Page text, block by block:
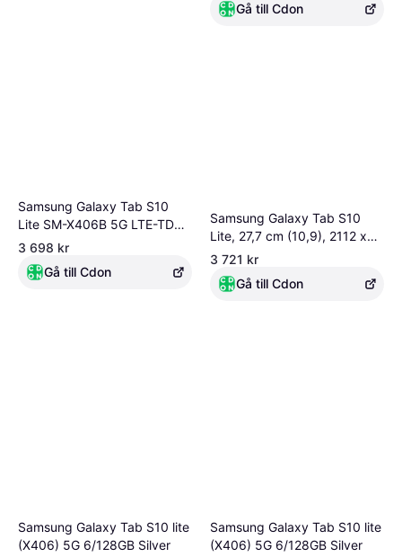
3G, 4G, 5G - tjänst ingår ej -
Gå till Cdon
Samsung Galaxy Tab S10
Lite SM-X406B 5G LTE-TDD
& LTE-FDD 128 GB 27,7 cm
(802.11ax) Silver
3 698 kr
Gå till Cdon
Samsung Galaxy Tab S10
Lite, 27,7 cm (10,9), 2112 x
1320 pixlar, 128 GB, 6 GB, 2
3 721 kr
Gå till Cdon
Samsung Galaxy Tab S10 lite
(X406) 5G 6/128GB Silver
Samsung Galaxy Tab S10 lite
(X406) 5G 6/128GB Silver